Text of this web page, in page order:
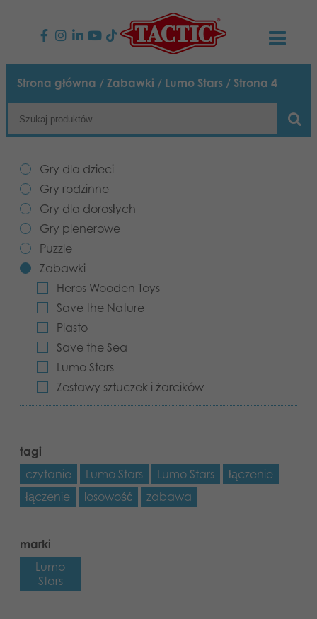
PRODUKTY
Gry dla dzieci
Gry dla dorosłych
Gry plenerowe
Zabawki
Aplikacje
AKTUALNOŚCI
Zasady postępowania
Odpowiedzialność
Nasza historia
KONTAKT
Napisz do nas
Strony internetowe
Media
Strona główna / Zabawki / Lumo Stars / Strona 4
Gry dla dzieci
Gry rodzinne
Gry dla dorosłych
Gry plenerowe
Puzzle
Zabawki
Heros Wooden Toys
Save the Nature
Plasto
Save the Sea
Lumo Stars
Zestawy sztuczek i żarcików
tagi
czytanie
Lumo Stars Lumo Stars
łączenie
łączenie
losowość zabawa
marki
Lumo
Stars